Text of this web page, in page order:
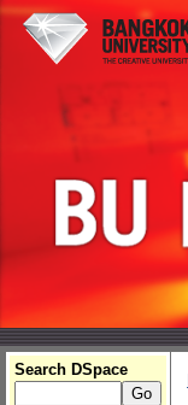
Search DSpace